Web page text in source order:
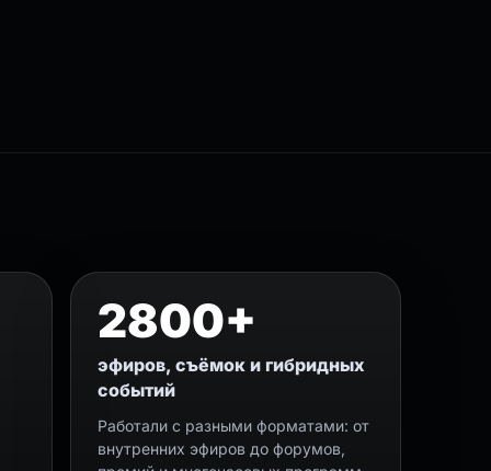
2800+
эфиров, съёмок и гибридных
событий
Работали с разными форматами: от
внутренних эфиров до форумов,